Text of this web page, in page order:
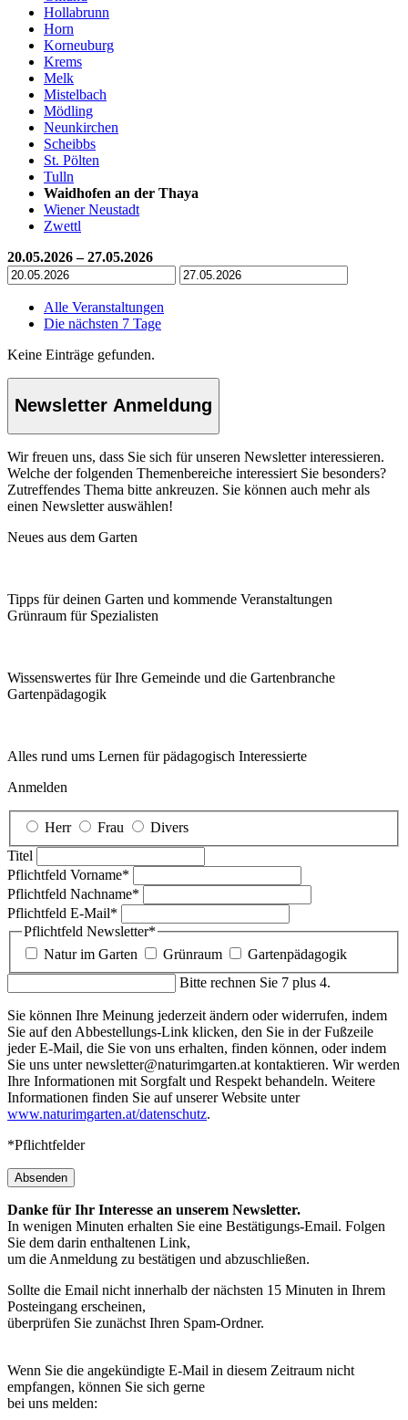
Hollabrunn
Horn
Korneuburg
Krems
Melk
Mistelbach
Mödling
Neunkirchen
Scheibbs
St. Pölten
Tulln
Waidhofen an der Thaya
Wiener Neustadt
Zwettl
20.05.2026 – 27.05.2026
Alle Veranstaltungen
Die nächsten 7 Tage
Keine Einträge gefunden.
Newsletter Anmeldung
Wir freuen uns, dass Sie sich für unseren Newsletter interessieren.
Welche der folgenden Themenbereiche interessiert Sie besonders?
Zutreffendes Thema bitte ankreuzen. Sie können auch mehr als
einen Newsletter auswählen!
Neues aus dem Garten
Tipps für deinen Garten und kommende Veranstaltungen
Grünraum für Spezialisten
Wissenswertes für Ihre Gemeinde und die Gartenbranche
Garten­pädagogik
Alles rund ums Lernen für pädagogisch Interessierte
Anmelden
Herr Frau
Divers
Titel
Pflichtfeld Vorname*
Pflichtfeld Nachname*
Pflichtfeld E-Mail*
Pflichtfeld Newsletter*
Natur im Garten
Grünraum
Gartenpädagogik
Bitte rechnen Sie 7 plus 4.
Sie können Ihre Meinung jederzeit ändern oder widerrufen, indem
Sie auf den Abbestellungs-Link klicken, den Sie in der Fußzeile
jeder E-Mail, die Sie von uns erhalten, finden können, oder indem
Sie uns unter newsletter@naturimgarten.at kontaktieren. Wir werden
Ihre Informationen mit Sorgfalt und Respekt behandeln. Weitere
Informationen finden Sie auf unserer Website unter
www.naturimgarten.at/datenschutz.
*Pflichtfelder
Absenden
Danke für Ihr Interesse an unserem Newsletter.
In wenigen Minuten erhalten Sie eine Bestätigungs-Email. Folgen
Sie dem darin enthaltenen Link,
um die Anmeldung zu bestätigen und abzuschließen.
Sollte die Email nicht innerhalb der nächsten 15 Minuten in Ihrem
Posteingang erscheinen,
überprüfen Sie zunächst Ihren Spam-Ordner.
Wenn Sie die angekündigte E-Mail in diesem Zeitraum nicht
empfangen, können Sie sich gerne
bei uns melden: